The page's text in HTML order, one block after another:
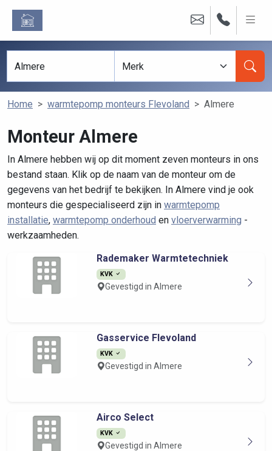
Home warmtepomp monteurs Flevoland Almere
Monteur Almere
In Almere hebben wij op dit moment zeven monteurs in ons
bestand staan. Klik op de naam van de monteur om de
gegevens van het bedrijf te bekijken. In Almere vind je ook
monteurs die gespecialiseerd zijn in warmtepomp
installatie, warmtepomp onderhoud en vloerverwarming -
werkzaamheden.
Rademaker Warmtetechniek
KVK
Gevestigd in Almere
Gasservice Flevoland
KVK
Gevestigd in Almere
Airco Select
KVK
Gevestigd in Almere